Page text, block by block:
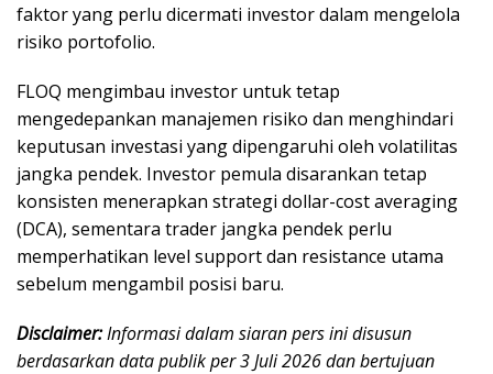
faktor yang perlu dicermati investor dalam mengelola
risiko portofolio.
FLOQ mengimbau investor untuk tetap
mengedepankan manajemen risiko dan menghindari
keputusan investasi yang dipengaruhi oleh volatilitas
jangka pendek. Investor pemula disarankan tetap
konsisten menerapkan strategi dollar-cost averaging
(DCA), sementara trader jangka pendek perlu
memperhatikan level support dan resistance utama
sebelum mengambil posisi baru.
Disclaimer:Informasi dalam siaran pers ini disusun
berdasarkan data publik per 3 Juli 2026 dan bertujuan